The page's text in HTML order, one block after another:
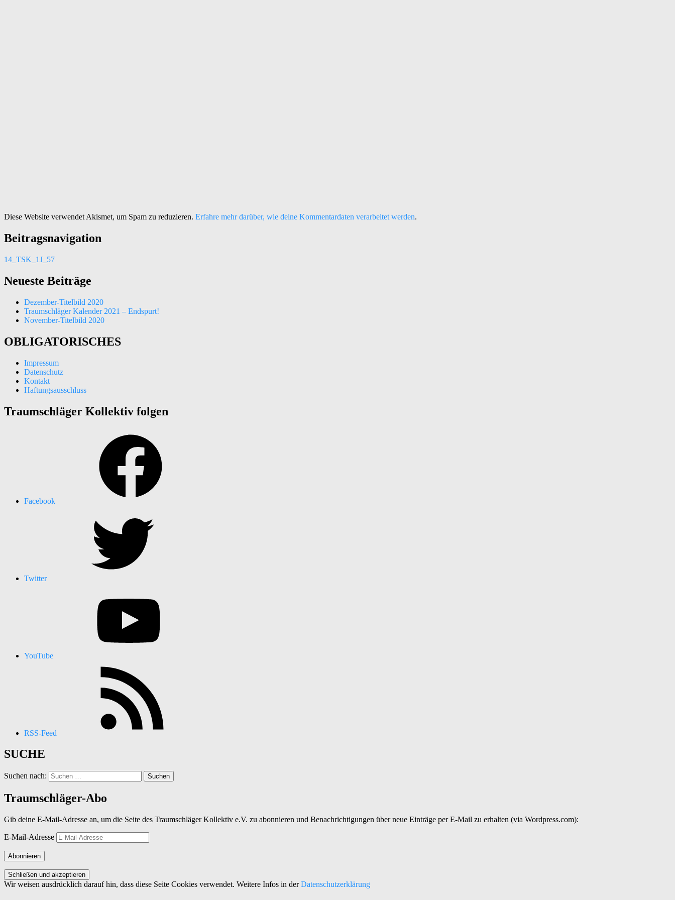
Diese Website verwendet Akismet, um Spam zu reduzieren. Erfahre mehr darüber, wie deine Kommentardaten verarbeitet werden.
Beitragsnavigation
14_TSK_1J_57
Neueste Beiträge
Dezember-Titelbild 2020
Traumschläger Kalender 2021 – Endspurt!
November-Titelbild 2020
OBLIGATORISCHES
Impressum
Datenschutz
Kontakt
Haftungsausschluss
Traumschläger Kollektiv folgen
Facebook
Twitter
YouTube
RSS-Feed
SUCHE
Suchen nach:
Traumschläger-Abo
Gib deine E-Mail-Adresse an, um die Seite des Traumschläger Kollektiv e.V. zu abonnieren und Benachrichtigungen über neue Einträge per E-Mail zu erhalten (via Wordpress.com):
E-Mail-Adresse
Abonnieren
Wir weisen ausdrücklich darauf hin, dass diese Seite Cookies verwendet. Weitere Infos in derDatenschutzerklärung